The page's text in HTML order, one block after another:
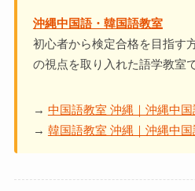
沖縄中国語・韓国語教室
初心者から検定合格を目指す
の視点を取り入れた語学教室で
→ 中国語教室 沖縄｜沖縄中
→ 韓国語教室 沖縄｜沖縄中